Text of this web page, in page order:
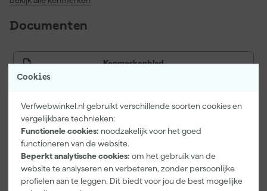
Cookies
Verfwebwinkel.nl gebruikt verschillende soorten cookies en
vergelijkbare technieken:
Functionele cookies: noodzakelijk voor het goed
functioneren van de website.
Beperkt analytische cookies: om het gebruik van de
website te analyseren en verbeteren, zonder persoonlijke
profielen aan te leggen. Dit biedt voor jou de best mogelijke
Documenten
Kenmerkenblad
Vaak gekocht met
Onze Top 10